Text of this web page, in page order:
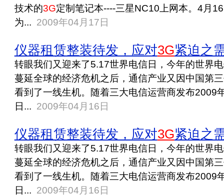
技术的3G定制笔记本----三星NC10上网本。4月
为... 2009年04月17日
仪器租赁整装待发，应对3G紧迫之
转眼我们又迎来了5.17世界电信日，今年的世界
蔓延全球的经济危机之后，通信产业又因中国第
看到了一线生机。随着三大电信运营商发布2009
日... 2009年04月16日
仪器租赁整装待发，应对3G紧迫之
转眼我们又迎来了5.17世界电信日，今年的世界
蔓延全球的经济危机之后，通信产业又因中国第
看到了一线生机。随着三大电信运营商发布2009
日... 2009年04月16日